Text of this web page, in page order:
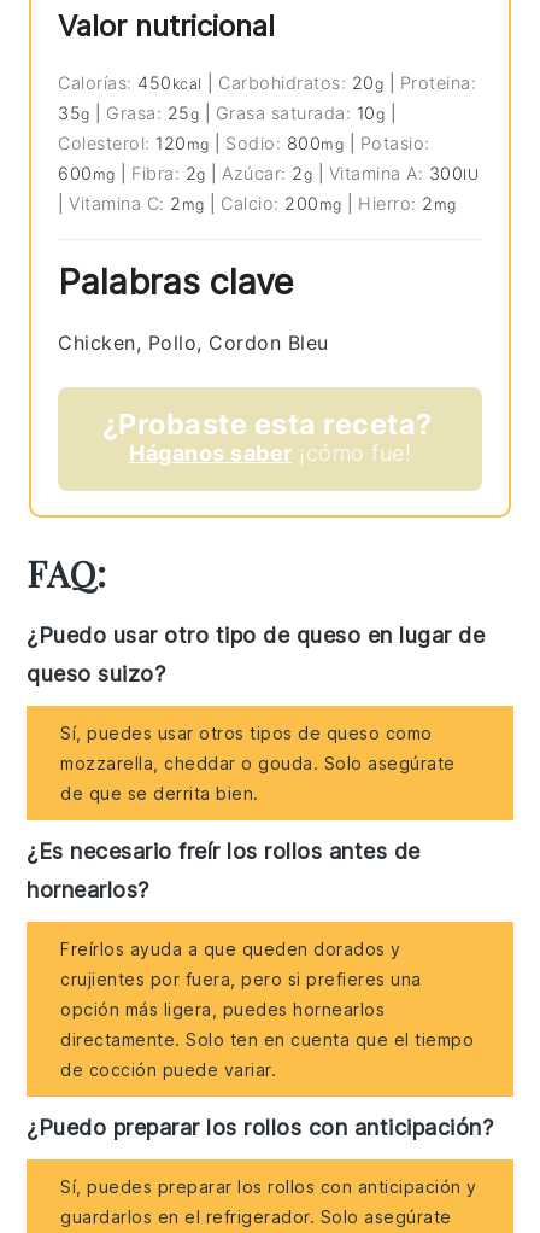
Valor nutricional
Calorías: 450 kcal Carbohidratos: 20g
Proteina:
35g Grasa: 25g Grasa saturada: 10g
Colesterol: 120 mg Sodio: 800mg
Potasio:
600 mg Fibra: 2g |Azúcar: 2g Vitamina A: 300IU
|Vitamina C: 2 mg Calcio: 200 mg Hierro: 2 mg
Palabras clave
Chicken, Pollo, Cordon Bleu
¿Probaste esta receta?
Háganos saber ¡cómo fue!
FAQ:
¿Puedo usar otro tipo de queso en lugar de
queso suizo?
Sí, puedes usar otros tipos de queso como
mozzarella, cheddar o gouda. Solo asegúrate
de que se derrita bien.
¿Es necesario freír los rollos antes de
hornearlos?
Freírlos ayuda a que queden dorados y
crujientes por fuera, pero si prefieres una
opción más ligera, puedes hornearlos
directamente. Solo ten en cuenta que el tiempo
de cocción puede variar.
¿Puedo preparar los rollos con anticipación?
Sí, puedes preparar los rollos con anticipación y
guardarlos en el refrigerador. Solo asegúrate